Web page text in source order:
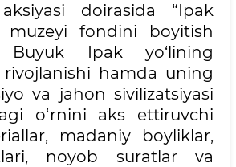
doirasida “Ipak
muzeyi fondini boyitish
Buyuk Ipak yo‘lining
rivojlanishi hamda uning
va jahon sivilizatsiyasi
o‘rnini aks ettiruvchi
madaniy boyliklar,
noyob suratlar va